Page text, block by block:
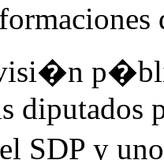
diputados
SDP y uno